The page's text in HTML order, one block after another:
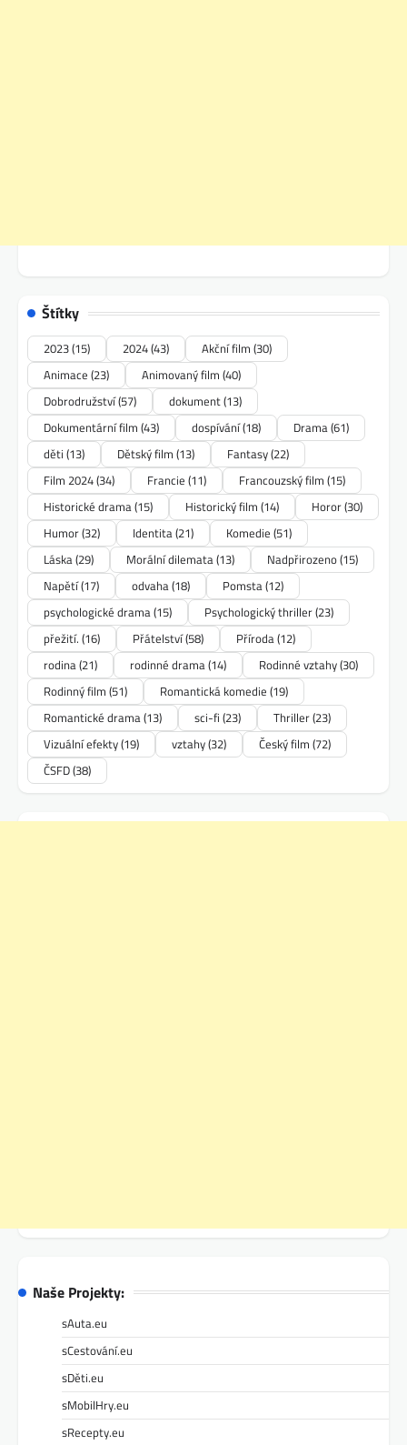
Štítky
2023(15) 2024(43) Akční film (30)
Animace (23) Animovaný film (40)
Dobrodružství(57) dokument(13)
Dokumentární film (43) dospívání(18) Drama(61)
děti (13) Dětský film (13) Fantasy(22)
Film 2024(34) Francie (11) Francouzský film (15)
Historické drama(15) Historický film (14) Horor(30)
Humor(32) Identita(21) Komedie (51)
Láska(29) Morální dilemata(13) Nadpřirozeno(15)
Napětí(17) odvaha(18) Pomsta(12)
psychologické drama(15) Psychologický thriller(23)
přežití. (16) Přátelství(58) Příroda(12)
rodina(21) rodinné drama(14) Rodinné vztahy(30)
Rodinný film (51) Romantická komedie (19)
Romantické drama(13) sci-fi (23) Thriller(23)
Vizuální efekty(19) vztahy(32) Český film (72)
ČSFD(38)
Naše Projekty:
sAuta.eu
sCestování.eu
sDěti.eu
sMobilHry.eu
sRecepty.eu